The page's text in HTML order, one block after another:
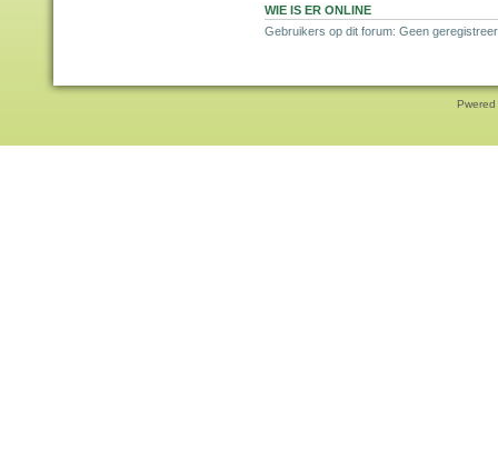
WIE IS ER ONLINE
Gebruikers op dit forum: Geen